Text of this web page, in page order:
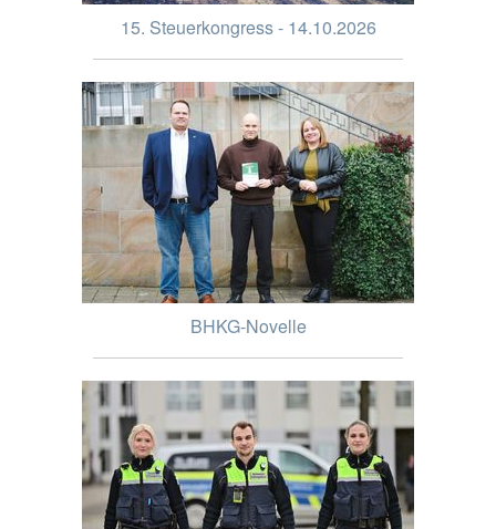
15. Steuerkongress - 14.10.2026
BHKG-Novelle